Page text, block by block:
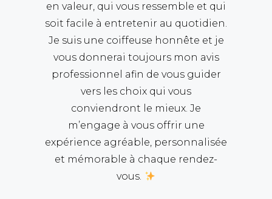
en valeur, qui vous ressemble et qui
soit facile à entretenir au quotidien.
Je suis une coiffeuse honnête et je
vous donnerai toujours mon avis
professionnel afin de vous guider
vers les choix qui vous
conviendront le mieux. Je
m’engage à vous offrir une
expérience agréable, personnalisée
et mémorable à chaque rendez-
vous.